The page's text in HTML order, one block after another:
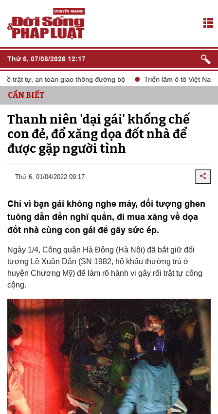
Thứ 6, 07/08/2026 12:17
trật tự, an toàn giao thông đường bộ Triển lãm ô tô Việt Nam
CẦN BIẾT
Thanh niên 'dại gái' khống chế
con đẻ, đổ xăng dọa đốt nhà để
được gặp người tình
Thứ 6, 01/04/2022 09:17
Chỉ vì bạn gái không nghe máy, đối tượng ghen
tuông dẫn đến nghĩ quẩn, đi mua xăng về dọa
đốt nhà cùng con gái để gây sức ép.
Ngày 1/4, Công quận Hà Đông (Hà Nội) đã bắt giữ đối
tượng Lê Xuân Dân (SN 1982, hộ khẩu thường trú ở
huyện Chương Mỹ) để làm rõ hành vi gây rối trật tự công
cộng.